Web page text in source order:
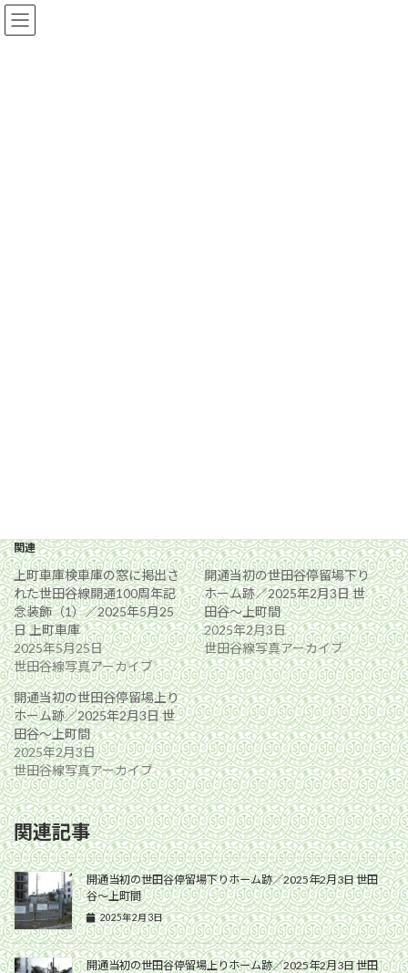
コ
ン
ナ
ビ
関連
上町車庫検車庫の窓に掲出さ
れた世田谷線開通100周年記
念装飾（1）／2025年5月25
日 上町車庫
2025年5月25日
世田谷線写真アーカイブ
開通当初の世田谷停留場下り
ホーム跡／2025年2月3日 世
田谷〜上町間
2025年2月3日
世田谷線写真アーカイブ
開通当初の世田谷停留場上り
ホーム跡／2025年2月3日 世
田谷〜上町間
2025年2月3日
世田谷線写真アーカイブ
関連記事
開通当初の世田谷停留場下りホーム跡／2025年2月3日 世田
谷〜上町間
2025年2月3日
開通当初の世田谷停留場上りホーム跡／2025年2月3日 世田